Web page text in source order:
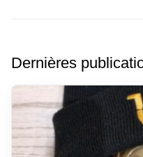
Dernières